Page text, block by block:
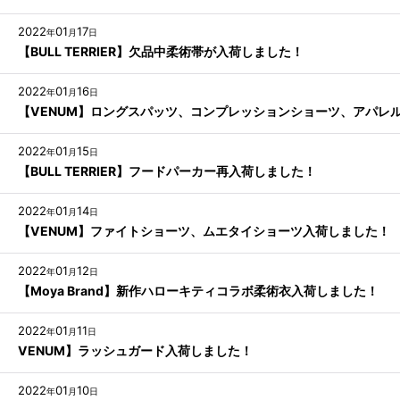
2022年01 月17日
【BULL TERRIER】欠品中柔術帯が入荷しました！
2022年01 月16日
【VENUM】ロングスパッツ、コンプレッションショーツ、アパレ
2022年01 月15日
【BULL TERRIER】フードパーカー再入荷しました！
2022年01 月14日
【VENUM】ファイトショーツ、ムエタイショーツ入荷しました！
2022年01 月12日
【Moya Brand】新作ハローキティコラボ柔術衣入荷しました！
2022年01 月11日
VENUM】ラッシュガード入荷しました！
2022年01 月10日